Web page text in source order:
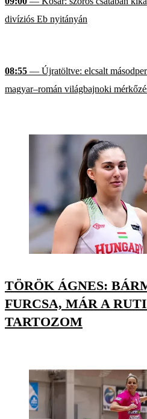
divíziós Eb nyitányán
08:55 — Újratöltve: elcsalt
magyar–román világbajnoki
TÖRÖK ÁGNES:
FURCSA, MÁR A
TARTOZOM